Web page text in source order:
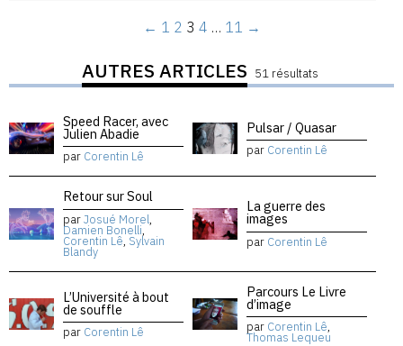
← 1 2 3 4 … 11 →
AUTRES ARTICLES 51 résultats
Speed Racer, avec
Julien Abadie
par Corentin Lê
Pulsar / Quasar
par Corentin Lê
Retour sur Soul
parJosué Morel,
Damien Bonelli,
Corentin Lê, Sylvain
Blandy
La guerre des
images
par Corentin Lê
L’Université à bout
de souffle
par Corentin Lê
Parcours Le Livre
d’image
par Corentin Lê,
Thomas Lequeu